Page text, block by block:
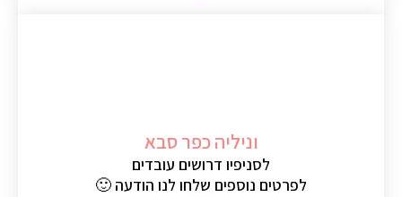
וניליה כפר סבא
לסניפיו דרושים עובדים
לפרטים נוספים שלחו לנו הודעה 🙂